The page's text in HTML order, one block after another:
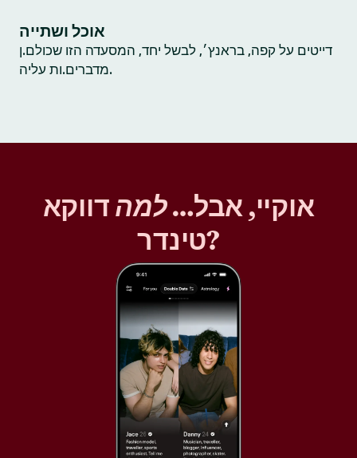
אוכל ושתייה
דייטים על קפה, בראנץ׳, לבשל יחד, המסעדה הזו שכולם.ן
מדברים.ות עליה.
אוקיי, אבל…למהדווקא
טינדר?